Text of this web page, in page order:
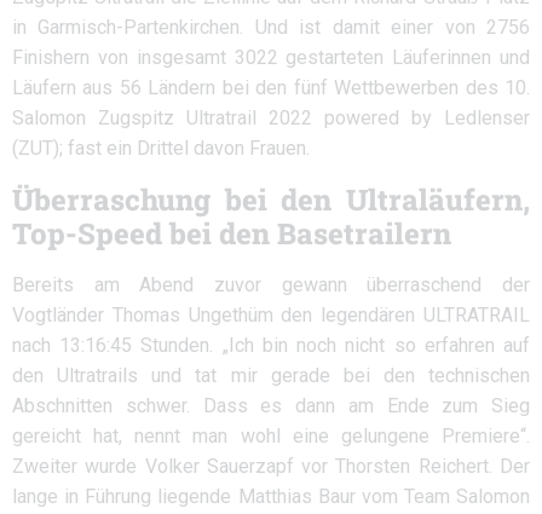
in Garmisch-Partenkirchen. Und ist damit einer von 2756
Finishern von insgesamt 3022 gestarteten Läuferinnen und
Läufern aus 56 Ländern bei den fünf Wettbewerben des 10.
Salomon Zugspitz Ultratrail 2022 powered by Ledlenser
(ZUT); fast ein Drittel davon Frauen.
Überraschung bei den Ultraläufern,
Top-Speed bei den Basetrailern
Bereits am Abend zuvor gewann überraschend der
Vogtländer Thomas Ungethüm den legendären ULTRATRAIL
nach 13:16:45 Stunden. „Ich bin noch nicht so erfahren auf
den Ultratrails und tat mir gerade bei den technischen
Abschnitten schwer. Dass es dann am Ende zum Sieg
gereicht hat, nennt man wohl eine gelungene Premiere“.
Zweiter wurde Volker Sauerzapf vor Thorsten Reichert. Der
lange in Führung liegende Matthias Baur vom Team Salomon